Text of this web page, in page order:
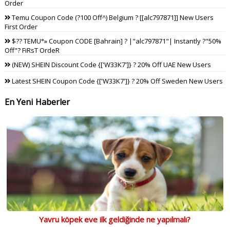
Order
Temu Coupon Code (?100 Off^) Belgium ? [[alc797871]] New Users
First Order
$?? TEMU°» Coupon CODE [Bahrain] ? |"alc797871"| Instantly ?"50%
Off"? FiRsT OrdeR
(NEW) SHEIN Discount Code {['W33K7']} ? 20% Off UAE New Users
Latest SHEIN Coupon Code {['W33K7']} ? 20% Off Sweden New Users
En Yeni Haberler
Yavru köpek eve ilk geldiğinde ne yapılmalı?